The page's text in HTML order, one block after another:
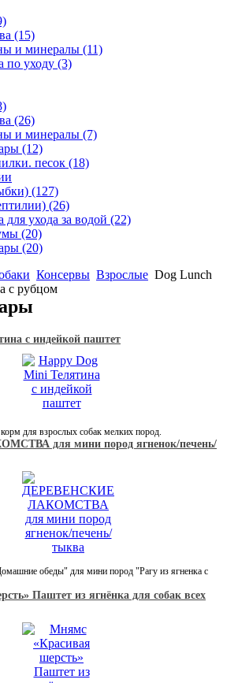
(15)
и минералы (11)
по уходу (3)
(26)
и минералы (7)
(12)
песок (18)
(127)
(26)
для ухода за водой (22)
(20)
(20)
Консервы Взрослые Dog Lunch
с рубцом
с индейкой паштет
для взрослых собак мелких пород.
для мини пород ягненок/печень/
обеды" для мини пород "Рагу из ягненка с
Паштет из ягнёнка для собак всех